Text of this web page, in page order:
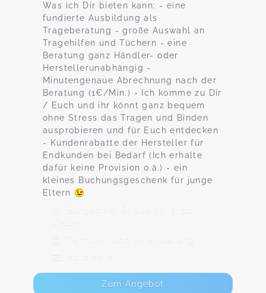
Was ich Dir bieten kann: - eine
fundierte Ausbildung als
Trageberatung - große Auswahl an
Tragehilfen und Tüchern - eine
Beratung ganz Händler- oder
Herstellerunabhängig -
Minutengenaue Abrechnung nach der
Beratung (1€/Min.) - Ich komme zu Dir
/ Euch und ihr könnt ganz bequem
ohne Stress das Tragen und Binden
ausprobieren und für Euch entdecken
- Kundenrabatte der Hersteller für
Endkunden bei Bedarf (Ich erhalte
dafür keine Provision o.ä.) - ein
kleines Buchungsgeschenk für junge
Eltern 😉
Burgdorfer Straße 10, 31311
Termine nach Vereinbarung
Ab 0,00 €
Zum Angebot